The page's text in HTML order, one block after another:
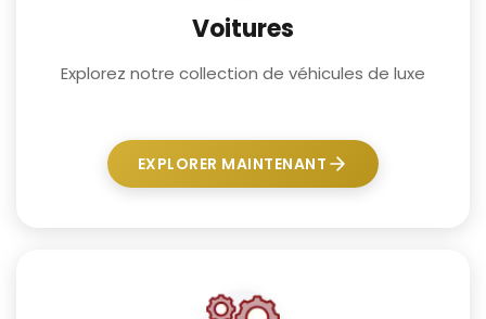
Voitures
Explorez notre collection de véhicules de luxe
EXPLORER MAINTENANT